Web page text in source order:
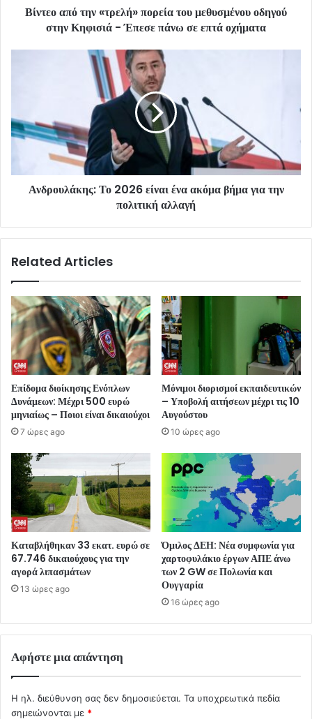
Βίντεο από την «τρελή» πορεία του μεθυσμένου οδηγού
στην Κηφισιά - Έπεσε πάνω σε επτά οχήματα
Ανδρουλάκης: Το 2026 είναι ένα ακόμα βήμα για την
πολιτική αλλαγή
Related Articles
Επίδομα διοίκησης Ενόπλων
Δυνάμεων: Μέχρι 500 ευρώ
μηνιαίως – Ποιοι είναι δικαιούχοι
7 ώρες ago
Μόνιμοι διορισμοί εκπαιδευτικών
– Υποβολή αιτήσεων μέχρι τις 10
Αυγούστου
10 ώρες ago
Καταβλήθηκαν 33 εκατ. ευρώ σε
67.746 δικαιούχους για την
αγορά λιπασμάτων
13 ώρες ago
Όμιλος ΔΕΗ: Νέα συμφωνία για
χαρτοφυλάκιο έργων ΑΠΕ άνω
των 2 GW σε Πολωνία και
Ουγγαρία
16 ώρες ago
Αφήστε μια απάντηση
Η ηλ. διεύθυνση σας δεν δημοσιεύεται. Τα υποχρεωτικά πεδία
σημειώνονται με *